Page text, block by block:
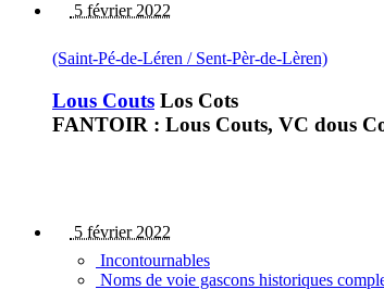
5 février 2022
(Saint-Pé-de-Léren / Sent-Pèr-de-Lèren)
Lous Couts Los Cots
FANTOIR : Lous Couts, VC dous
5 février 2022
Incontournables
Noms de voie gascons historiques